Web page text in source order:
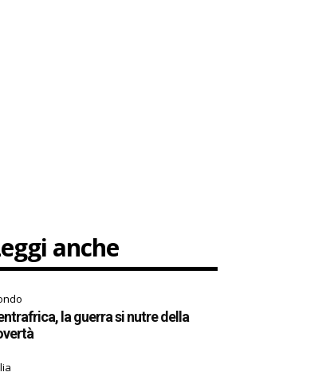
anche
la guerra si nutre della